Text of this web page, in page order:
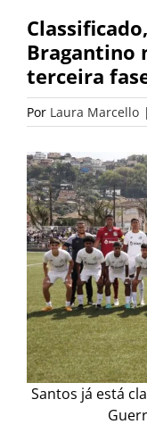
Bragantino
terceira
Por Laura Marcello |
Santos já está